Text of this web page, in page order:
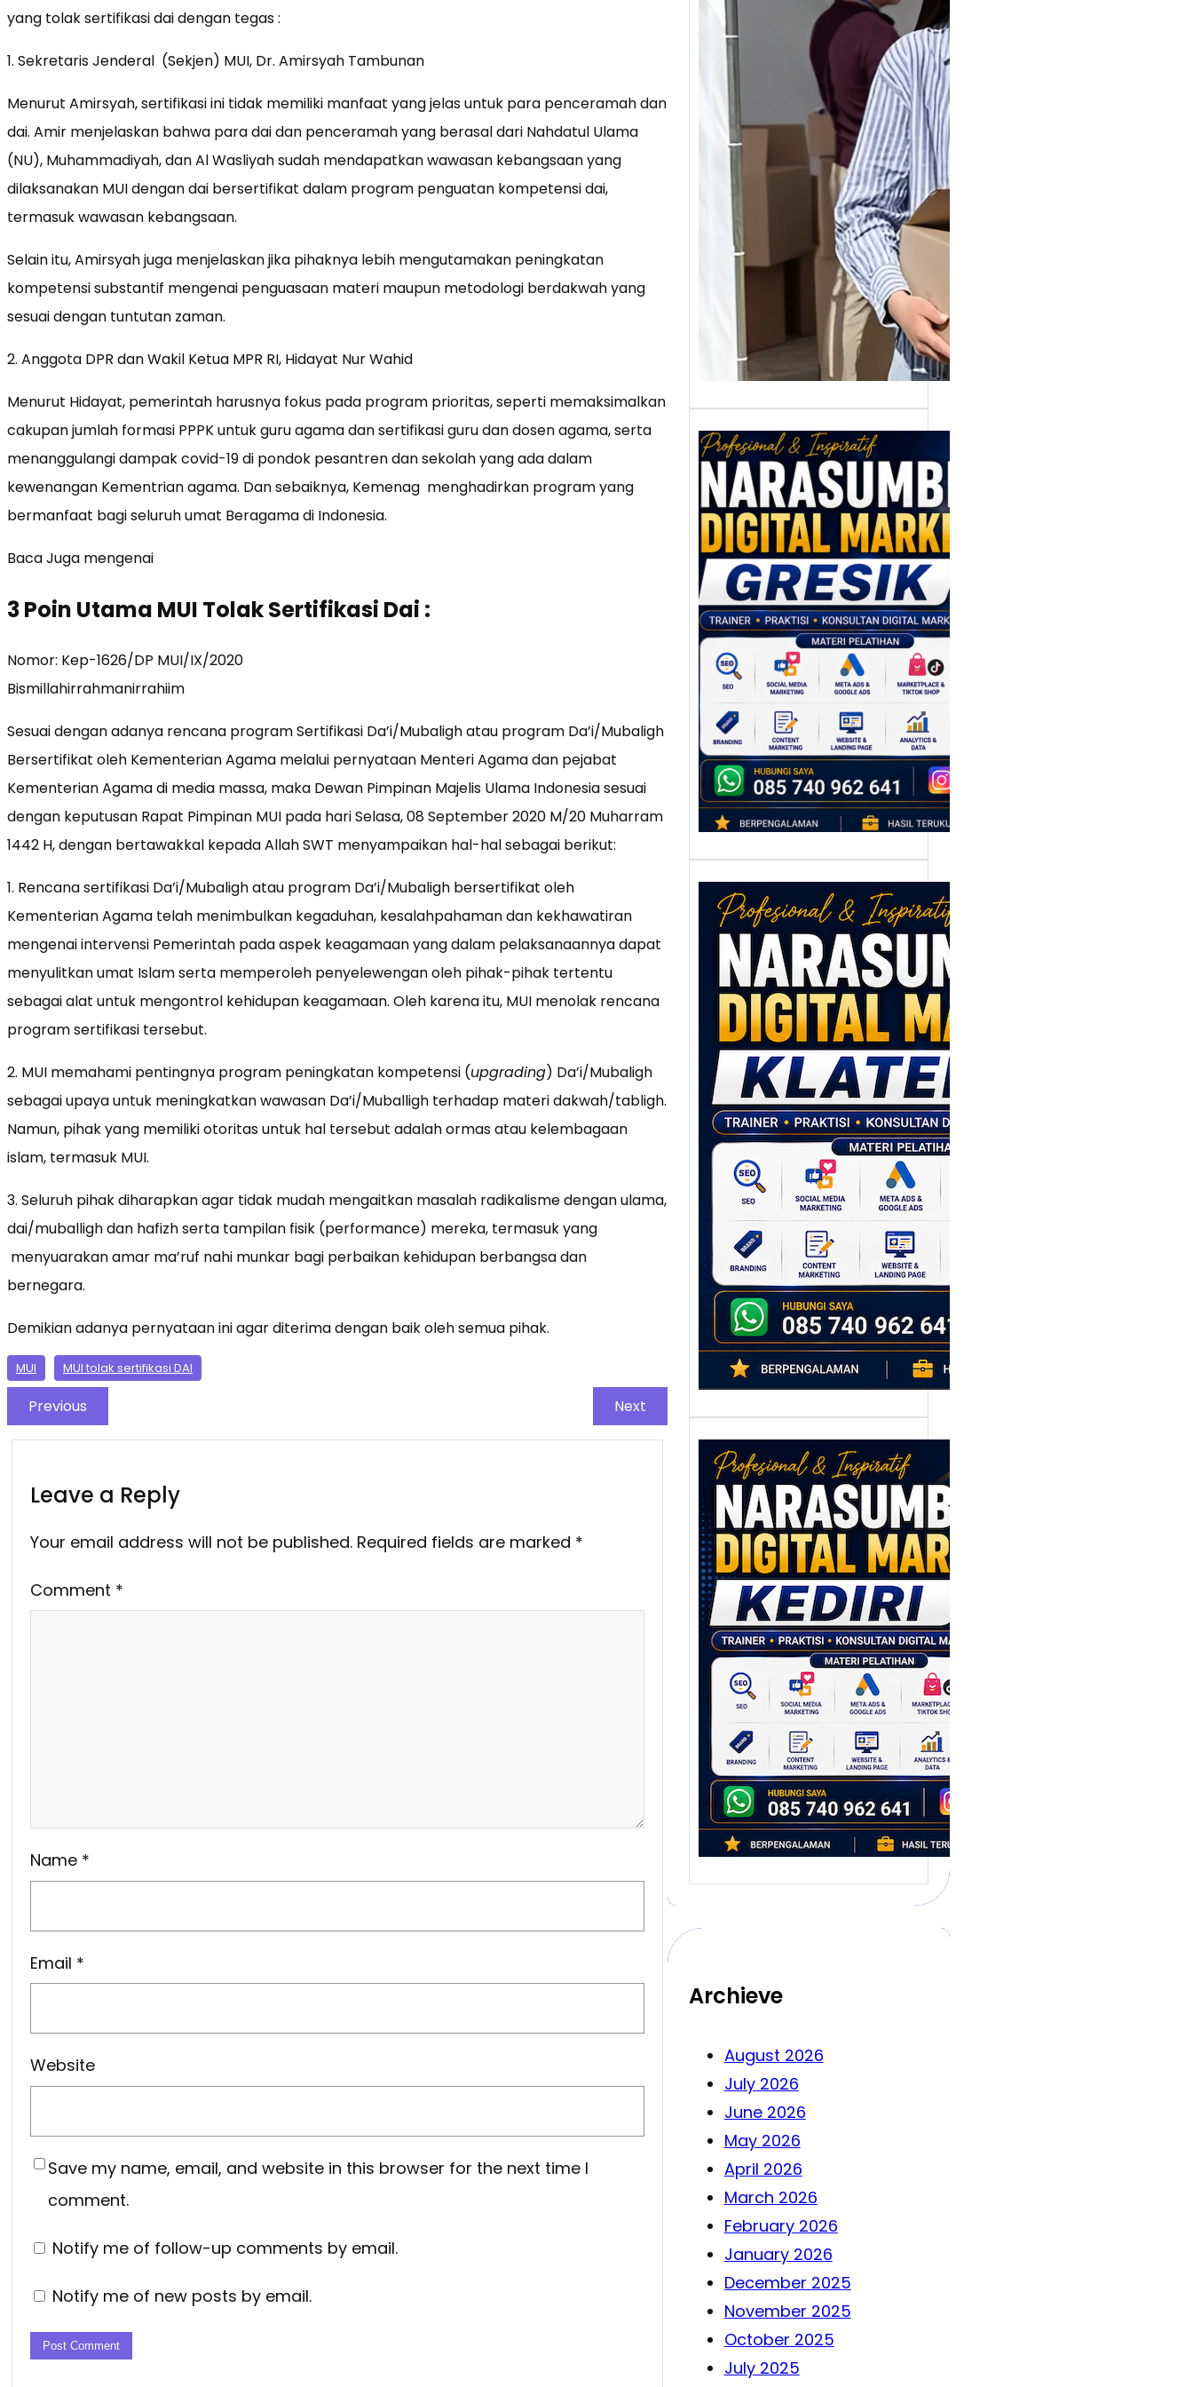
yang tolak sertifikasi dai dengan tegas :
1. Sekretaris Jenderal (Sekjen) MUI, Dr. Amirsyah Tambunan
Menurut Amirsyah, sertifikasi ini tidak memiliki manfaat yang jelas untuk para penceramah dan
dai. Amir menjelaskan bahwa para dai dan penceramah yang berasal dari Nahdatul Ulama
(NU), Muhammadiyah, dan Al Wasliyah sudah mendapatkan wawasan kebangsaan yang
dilaksanakan MUI dengan dai bersertifikat dalam program penguatan kompetensi dai,
termasuk wawasan kebangsaan.
Selain itu, Amirsyah juga menjelaskan jika pihaknya lebih mengutamakan peningkatan
kompetensi substantif mengenai penguasaan materi maupun metodologi berdakwah yang
sesuai dengan tuntutan zaman.
2. Anggota DPR dan Wakil Ketua MPR RI, Hidayat Nur Wahid
Menurut Hidayat, pemerintah harusnya fokus pada program prioritas, seperti memaksimalkan
cakupan jumlah formasi PPPK untuk guru agama dan sertifikasi guru dan dosen agama, serta
menanggulangi dampak covid-19 di pondok pesantren dan sekolah yang ada dalam
kewenangan Kementrian agama. Dan sebaiknya, Kemenag menghadirkan program yang
bermanfaat bagi seluruh umat Beragama di Indonesia.
Baca Juga mengenai
3 Poin Utama MUI Tolak Sertifikasi Dai :
Nomor: Kep-1626/DP MUI/IX/2020
Bismillahirrahmanirrahiim
Sesuai dengan adanya rencana program Sertifikasi Da’i/Mubaligh atau program Da’i/Mubaligh
Bersertifikat oleh Kementerian Agama melalui pernyataan Menteri Agama dan pejabat
Kementerian Agama di media massa, maka Dewan Pimpinan Majelis Ulama Indonesia sesuai
dengan keputusan Rapat Pimpinan MUI pada hari Selasa, 08 September 2020 M/20 Muharram
1442 H, dengan bertawakkal kepada Allah SWT menyampaikan hal-hal sebagai berikut:
1. Rencana sertifikasi Da’i/Mubaligh atau program Da’i/Mubaligh bersertifikat oleh
Kementerian Agama telah menimbulkan kegaduhan, kesalahpahaman dan kekhawatiran
mengenai intervensi Pemerintah pada aspek keagamaan yang dalam pelaksanaannya dapat
menyulitkan umat Islam serta memperoleh penyelewengan oleh pihak-pihak tertentu
sebagai alat untuk mengontrol kehidupan keagamaan. Oleh karena itu, MUI menolak rencana
program sertifikasi tersebut.
2. MUI memahami pentingnya program peningkatan kompetensi (upgrading) Da’i/Mubaligh
sebagai upaya untuk meningkatkan wawasan Da’i/Muballigh terhadap materi dakwah/tabligh.
Namun, pihak yang memiliki otoritas untuk hal tersebut adalah ormas atau kelembagaan
islam, termasuk MUI.
3. Seluruh pihak diharapkan agar tidak mudah mengaitkan masalah radikalisme dengan ulama,
dai/muballigh dan hafizh serta tampilan fisik (performance) mereka, termasuk yang
menyuarakan amar ma’ruf nahi munkar bagi perbaikan kehidupan berbangsa dan
bernegara.
Demikian adanya pernyataan ini agar diterima dengan baik oleh semua pihak.
MUI MUI tolak sertifikasi DAI
Previous Next
Leave a Reply
Your email address will not be published. Required fields are marked *
Comment *
Name *
Email *
Website
Save my name, email, and website in this browser for the next time I
comment.
Notify me of follow-up comments by email.
Notify me of new posts by email.
Tik Tok Buat
Jualan, Gimana
Strateginya ?
Baca Juga Cara
Berjualan Di Tiktokshop
TikTok menjadi tempat
Narasumber
Digital Marketing
Gresik:
Meningkatkan
Daya Saing SDM
dan Bisnis di Era
Transformasi
Digital
Perkembangan dunia
industri tidak hanya
mengubah cara
perusahaan
memproduksi barang,…
Narasumber
Digital Marketing
Klaten: Membantu
UMKM dan SDM
Lokal Naik Kelas
Melalui Strategi
Digital
Setiap daerah memiliki
potensi ekonomi yang
berbeda, dan Klaten
adalah…
Narasumber
Digital Marketing
Kediri: Membangun
Strategi
Pemasaran
Berbasis Data
untuk Bisnis yang
Bertumbuh
Digital marketing telah
mengubah cara bisnis
berkembang. Dulu,
promosi banyak…
Archieve
August 2026
July 2026
June 2026
May 2026
April 2026
March 2026
February 2026
January 2026
December 2025
November 2025
October 2025
July 2025